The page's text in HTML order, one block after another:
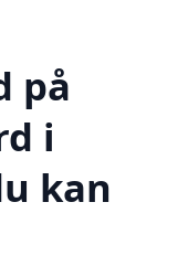
på
i
kan